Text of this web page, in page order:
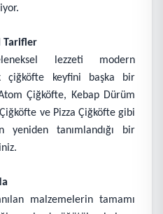
Tarifler
lezzeti modern
çiğköfte keyfini başka bir
Çiğköfte, Kebap Dürüm
ve Pizza Çiğköfte gibi
yeniden tanımlandığı bir
malzemelerin tamamı